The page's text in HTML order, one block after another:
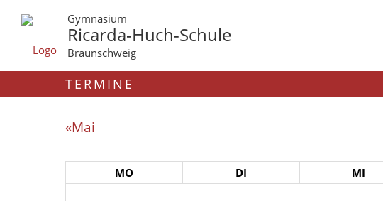
Gymnasium
Ricarda-Huch-Schule
Braunschweig
TERMINE
«Mai
MO DI MI